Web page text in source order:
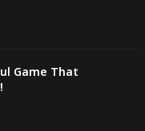
Game That